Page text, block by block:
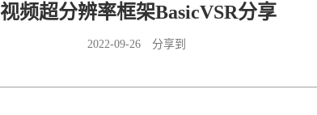
视频超分辨率框架BasicVSR分享
2022-09-26 分享到